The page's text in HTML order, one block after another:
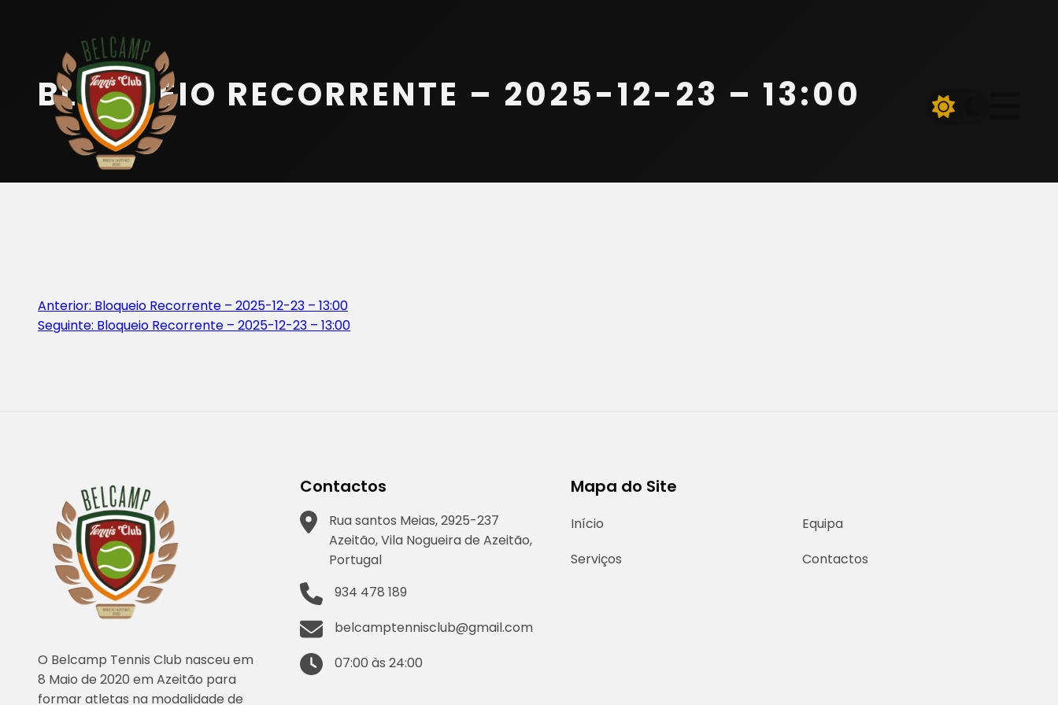
Equipa
Serviços
Parceiros
Beach Tennis
BLOQUEIO RECORRENTE – 2025-12-23 – 13:00
Navegação
de
Anterior: Bloqueio Recorrente – 2025-12-23 – 13:00
Seguinte: Bloqueio Recorrente – 2025-12-23 – 13:00
O Belcamp Tennis Club nasceu em
8 Maio de 2020 em Azeitão para
formar atletas na modalidade de
Contactos
Rua santos Meias, 2925-237
Azeitão, Vila Nogueira de Azeitão,
Portugal
934 478 189
belcamptennisclub@gmail.com
07:00 às 24:00
Mapa do Site
Início
Equipa
Serviços
Contactos